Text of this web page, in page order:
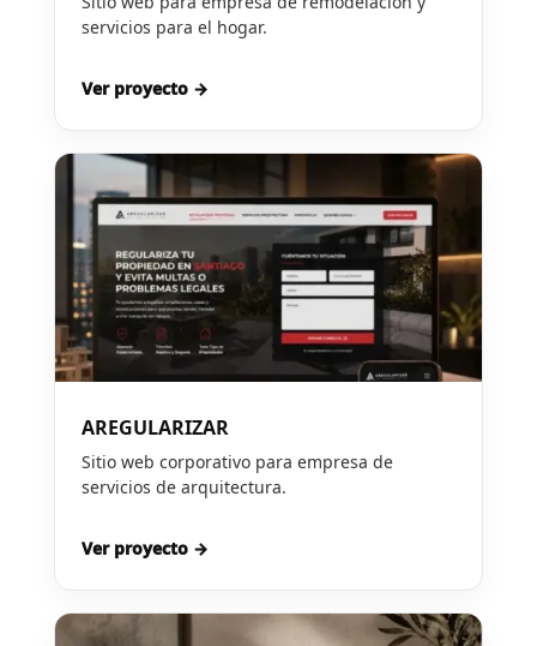
servicios para el hogar.
Ver proyecto →
AREGULARIZAR
Sitio web corporativo para empresa de
servicios de arquitectura.
Ver proyecto →